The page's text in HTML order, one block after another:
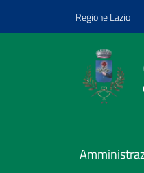
Regione Lazio